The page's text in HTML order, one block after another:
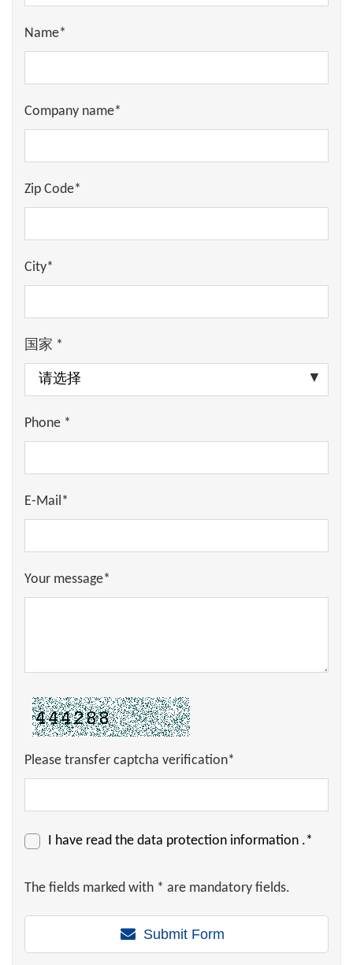
Name*
Company name*
Zip Code*
City*
国家 *
Phone *
E-Mail*
Your message*
Please transfer captcha verification*
I have read the data protection information .*
The fields marked with * are mandatory fields.
Submit Form